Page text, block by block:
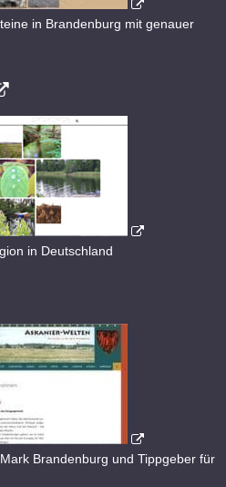
in Brandenburg mit genauer
in Deutschland
Brandenburg und Tippgeber für